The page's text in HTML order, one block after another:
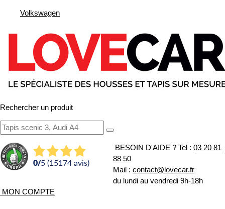
Volkswagen
Rechercher un produit
0/5 (15174 avis)
BESOIN D'AIDE ? Tel : 03 20 81
88 50
Mail : contact@lovecar.fr
du lundi au vendredi 9h-18h
MON COMPTE